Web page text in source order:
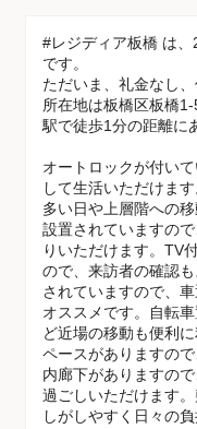
#レジディア板橋 は
です。
ただいま、礼金なし
所在地は板橋区板橋
駅で徒歩1分の距離に
オートロックが付い
して生活いただけま
多い日や上層階への
設置されていますの
りいただけます。TV
ので、来訪者の確認
されていますので、
オススメです。自転
ど近場の移動も便利
ペースがありますの
内廊下がありますの
過ごしいただけます
しがしやすく日々の